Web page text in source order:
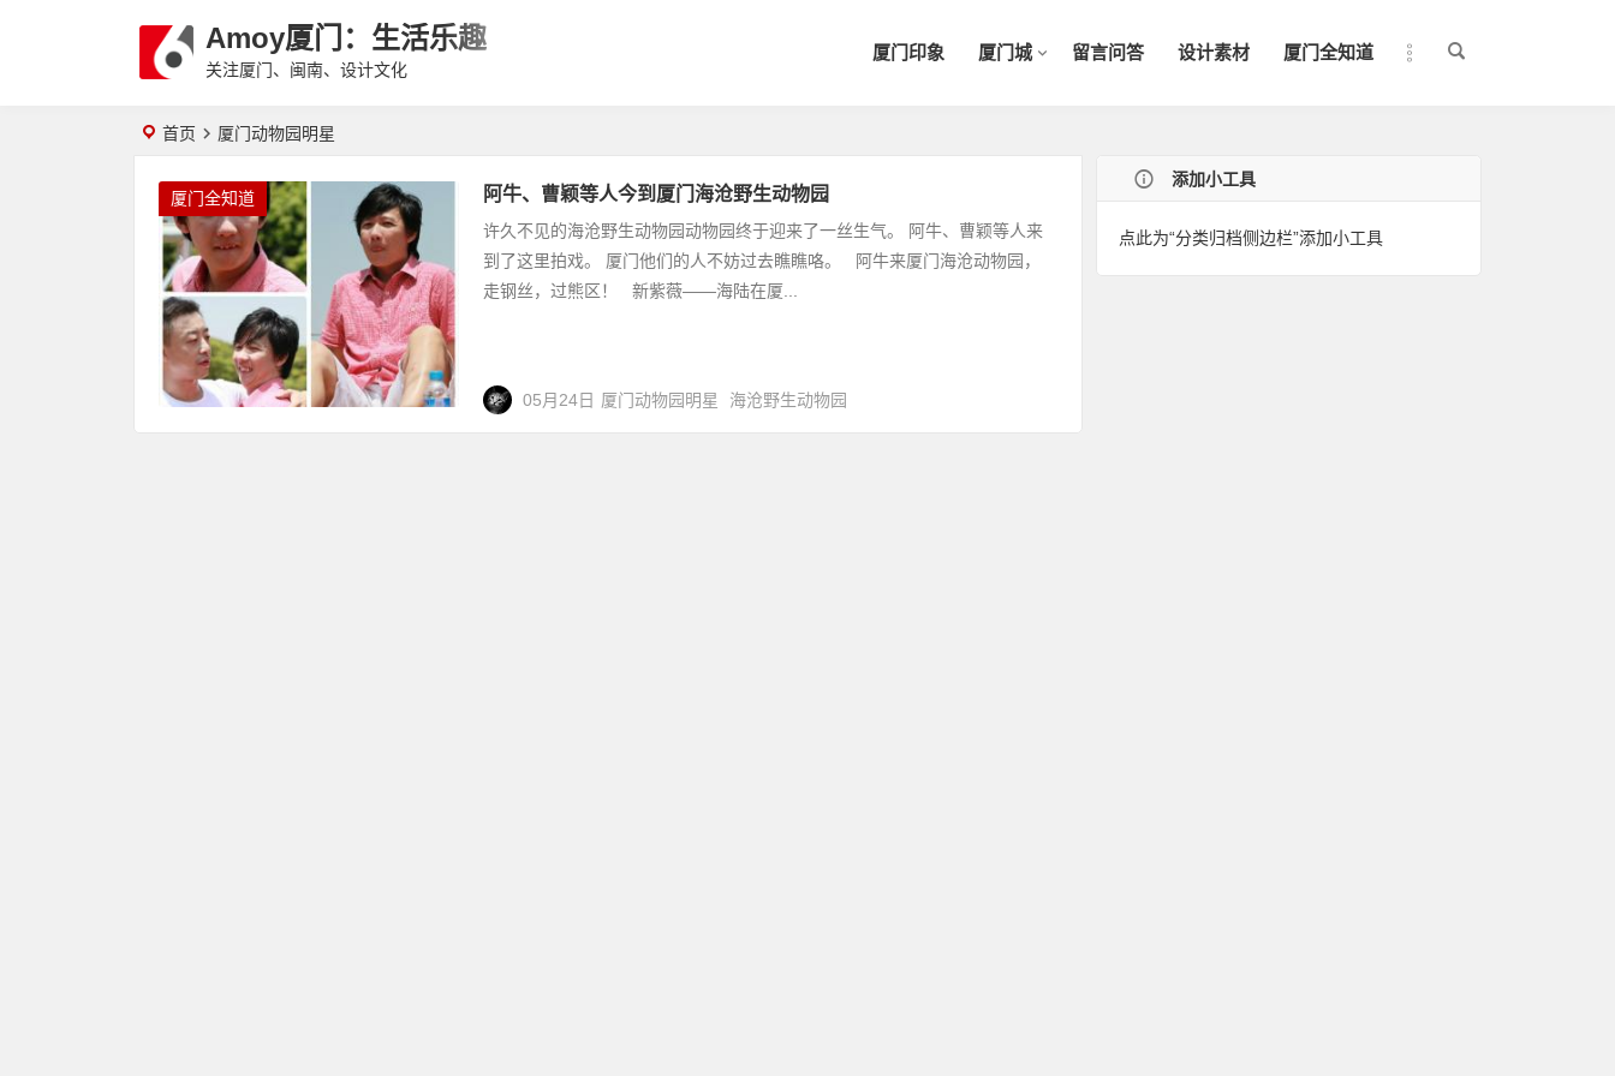
Amoy厦门：生活乐趣
关注厦门、闽南、设计文化
厦门印象 厦门城 留言问答 设计素材 厦门全知道
首页 厦门动物园明星
厦门全知道 阿牛、曹颖等人今到厦门海沧野生动物园
许久不见的海沧野生动物园动物园终于迎来了一丝生气。 阿牛、曹颖等人来
到了这里拍戏。 厦门他们的人不妨过去瞧瞧咯。 阿牛来厦门海沧动物园，
走钢丝，过熊区！ 新紫薇——海陆在厦...
05月24日 厦门动物园明星 海沧野生动物园
添加小工具
点此为“分类归档侧边栏”添加小工具